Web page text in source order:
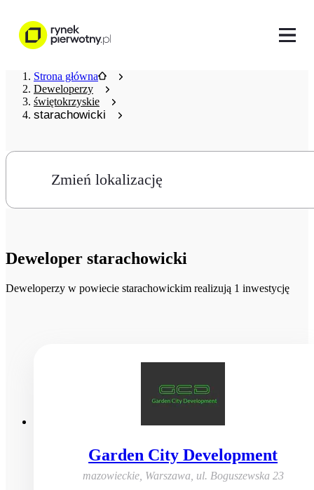
Strona główna
Deweloperzy
świętokrzyskie
starachowicki
Zmień lokalizację
Deweloper starachowicki
Deweloperzy w powiecie starachowickim realizują 1 inwestycję
Garden City Development
mazowieckie, Warszawa, ul. Boguszewska 23